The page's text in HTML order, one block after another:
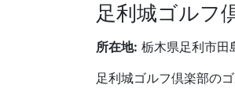
足利城ゴルフ
所在地: 栃木県足利市田
足利城ゴルフ倶楽部の